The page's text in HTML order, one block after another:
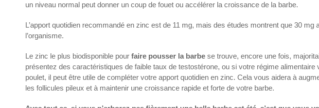
un niveau normal peut donner un coup de fouet ou accélérer la croissance de la barbe.
L’apport quotidien recommandé en zinc est de 11 mg, mais des études montrent que 30
l’organisme.
Le zinc le plus biodisponible pour faire pousser la barbe se trouve, encore une fois,
présentez des caractéristiques de faible taux de testostérone, ou si votre régime
poulet, il peut être utile de compléter votre apport quotidien en zinc. Cela vous aidera à
les follicules pileux et à maintenir une croissance rapide et forte de votre barbe.